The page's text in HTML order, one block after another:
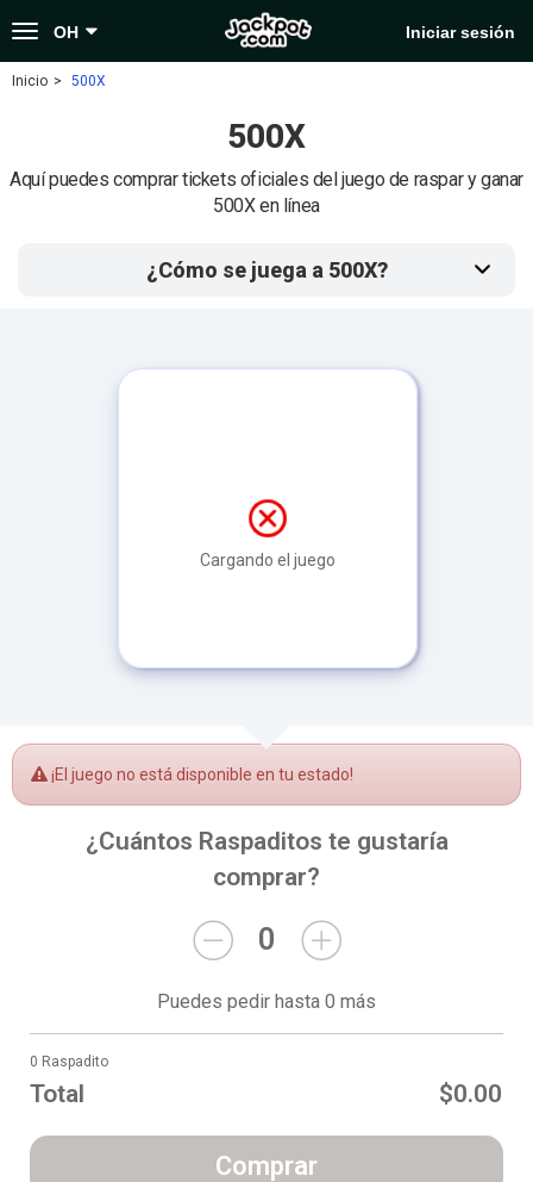
Toggle
navigation
OH Iniciar sesión
Inicio 500X
500X
Aquí puedes comprar tickets oficiales del juego de raspar y ganar
500X en línea
¿Cómo se juega a 500X?
Cargando el juego
¡El juego no está disponible en tu estado!
¿Cuántos Raspaditos te gustaría
comprar?
0
Puedes pedir hasta 0 más
0 Raspadito
Total $0.00
Comprar